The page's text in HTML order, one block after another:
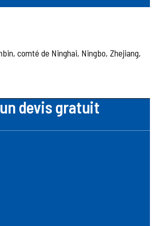
comté de Ninghai, Ningbo, Zhejiang,
devis gratuit